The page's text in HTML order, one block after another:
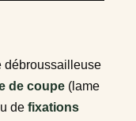
débroussailleuse
de coupe (lame
de fixations